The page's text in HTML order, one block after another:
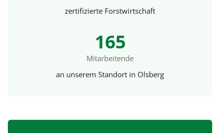
zertifizierte Forstwirtschaft
165
Mitarbeitende
an unserem Standort in Olsberg